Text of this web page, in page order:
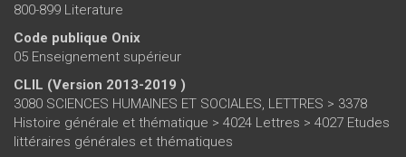
800-899 Literature
Code publique Onix
05 Enseignement supérieur
CLIL (Version 2013-2019 )
3080 SCIENCES HUMAINES ET SOCIALES, LETTRES > 3378
Histoire générale et thématique > 4024 Lettres > 4027 Etudes
littéraires générales et thématiques